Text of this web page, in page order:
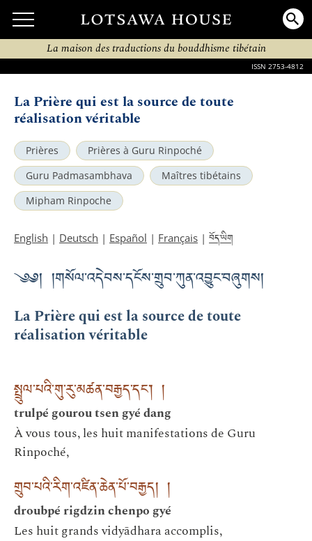
La maison des traductions du bouddhisme tibétain
ISSN 2753-4812
La Prière qui est la source de toute
réalisation véritable
Prières
Prières à Guru Rinpoché
Guru Padmasambhava
Maîtres tibétains
Mipham Rinpoche
English | Deutsch | Español | Français | བོད་ཡིག
༄༅། །གསོལ་འདེབས་དངོས་གྲུབ་ཀུན་འབྱུང་བཞུགས།
La Prière qui est la source de toute
réalisation véritable
སྤྲུལ་པའི་གུ་རུ་མཚན་བརྒྱད་དང༌། །
trulpé gourou tsen gyé dang
À vous tous, les huit manifestations de Guru
Rinpoché,
གྲུབ་པའི་རིག་འཛིན་ཆེན་པོ་བརྒྱད། །
droubpé rigdzin chenpo gyé
Les huit grands vidyādhara accomplis,